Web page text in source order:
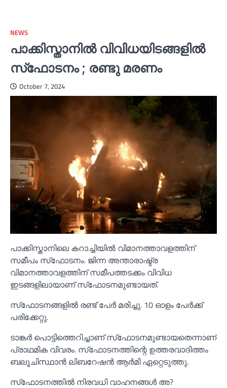
NEWS
പാക്കിസ്താനില്‍ വിവിധയിടങ്ങളില്‍
സ്‌ഫോടനം ; രണ്ടു മരണം
October 7, 2024
പാക്കിസ്താനിലെ കറാച്ചിയില്‍ വിമാനത്താവളത്തിന്
സമീപം സ്‌ഫോടനം. ജിന്ന അന്താരാഷ്ട്ര
വിമാനത്താവളത്തിന് സമീപത്തടക്കം വിവിധ
ഇടങ്ങളിലായാണ് സ്‌ഫോടനമുണ്ടായത്.
സ്‌ഫോടനങ്ങളില്‍ രണ്ട് പേര്‍ മരിച്ചു. 10 ഓളം പേര്‍ക്ക്
പരിക്കേറ്റു.
ടാങ്കര്‍ പൊട്ടിത്തെറിച്ചാണ് സ്‌ഫോടനമുണ്ടായതെന്നാണ്
പ്രാഥമിക വിവരം. സ്‌ഫോടനത്തിന്റെ ഉത്തരവാദിത്തം
ബലൂചിസ്ഥാന്‍ ലിബറേഷന്‍ ആര്‍മി ഏറ്റെടുത്തു.
സ്‌ഫോടനത്തില്‍ നിരവധി വാഹനങ്ങള്‍ അ?